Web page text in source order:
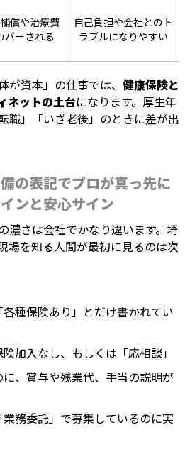
償や治療費
バーされる
自己負担や会社とのト
ラブルになりやすい
が資本」の仕事では、 健康保険と
ネットの土台になります。厚生年
職」「いざ老後」のときに差が出
の表記でプロが真っ先に
ンと安心サイン
濃さは会社でかなり違います。埼
場を知る人間が最初に見るのは次
種保険あり」とだけ書かれてい
加入なし、もしくは「応相談」
、賞与や残業代、手当の説明が
業務委託」で募集しているのに実